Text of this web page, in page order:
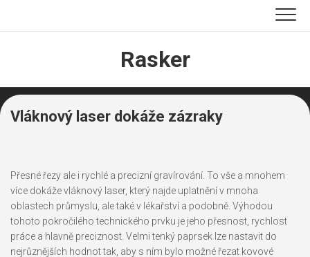
Rasker
Vláknový laser dokáže zázraky
Přesné řezy ale i rychlé a precizní gravírování. To vše a mnohem
více dokáževláknový laser, který najde uplatnění v mnoha
oblastech průmyslu, ale také v lékařství a podobně. Výhodou
tohoto pokročilého technického prvku je jeho přesnost, rychlost
práce a hlavně preciznost. Velmi tenký paprsek lze nastavit do
nejrůznějších hodnot tak, aby s ním bylo možné řezat kovové